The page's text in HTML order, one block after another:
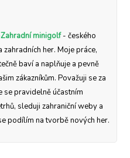
minigolf- českého
her. Moje práce,
baví a naplňuje a pevně
zákazníkům. Považuji se za
se pravidelně účastním
sleduji zahraniční weby a
podílím na tvorbě nových her.